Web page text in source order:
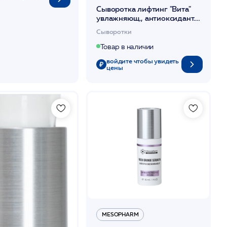
Сыворотка лифтинг "Вита"
увлажняющ., антиоксидант.и
антивозрастная для всех
типов кожи 50мл/Magiray*
Сыворотки
Товар в наличии
войдите чтобы увидеть
цены
MESOPHARM